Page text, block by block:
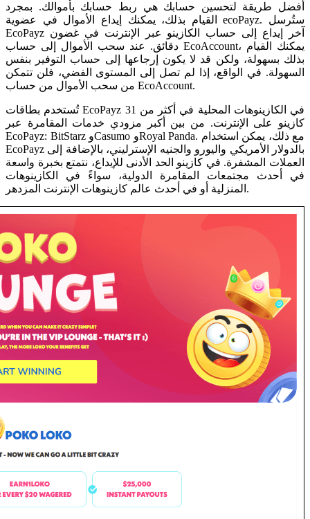
أفضل طريقة لتحسين حسابك هي ربط حسابك بأموالك. بمجرد
القيام بذلك، يمكنك إيداع الأموال في عضوية ecoPayz. ستُرسل
EcoPayz آخر إيداع إلى حساب الكازينو عبر الإنترنت في غضون
دقائق. عند سحب الأموال إلى حساب EcoAccount، يمكنك القيام
بذلك بسهولة، ولكن قد لا يكون إرجاعها إلى حساب التوفير بنفس
السهولة. في الواقع، إذا لم تصل إلى المستوى الفضي، فلن تتمكن
من سحب الأموال من حساب EcoAccount.
تُستخدم بطاقات EcoPayz في الكازينوهات المحلية في أكثر من 31
كازينو على الإنترنت. من بين أكبر مزودي خدمات المقامرة عبر
EcoPayz: BitStarz وCasumo وRoyal Panda. مع ذلك، يمكن استخدام
EcoPayz بالدولار الأمريكي واليورو والجنيه الإسترليني، بالإضافة إلى
العملات المشفرة. في كازينو الحد الأدنى للإيداع، نتمتع بخبرة واسعة
في أحدث مجتمعات المقامرة الدولية، سواءً في الكازينوهات
المنزلية أو في أحدث عالم كازينوهات الإنترنت المزدهر.